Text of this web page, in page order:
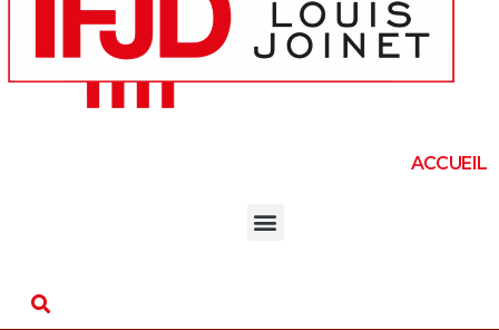
ACCUEIL